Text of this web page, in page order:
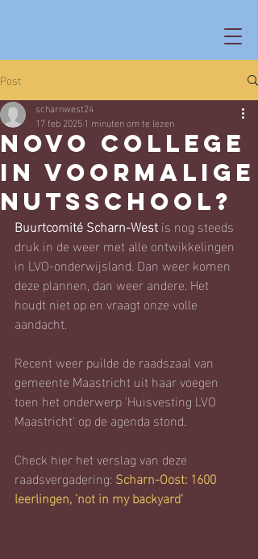
Post
Novo College
in voormalige
Nutsschool?
scharnwest24
17 feb 20251 minuten om te lezen
Buurtcomité Scharn-West is nog steeds
druk in de weer met alle ontwikkelingen
in LVO-onderwijsland. Dan weer komen
deze plannen, dan weer andere. Het
houdt niet op en vraagt onze volle
aandacht.
Recent weer puilde de raadszaal van
gemeente Maastricht uit haar voegen
toen het onderwerp 'Huisvesting LVO
Maastricht' op de agenda stond.
Check hier het verslag van deze
raadsvergadering: Scharn-Oost: 1600
leerlingen, 'not in my backyard'